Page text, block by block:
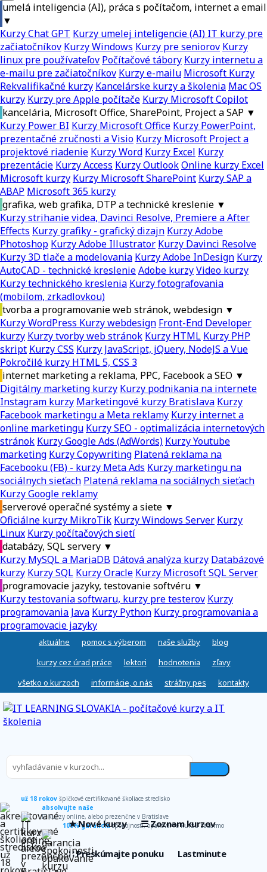
umelá inteligencia (AI), práca s počítačom, internet a email
▼
Kurzy Chat GPT Kurzy umelej inteligencie (AI) IT kurzy pre
začiatočníkov Kurzy Windows Kurzy pre seniorov Kurzy
linux pre používateľov Počítačové tábory Kurzy internetu a
e-mailu pre začiatočníkov Kurzy e-mailu Microsoft Kurzy
Rekvalifikačné kurzy Kancelárske kurzy a školenia Mac OS
kurzy Kurzy pre Apple počítače Kurzy Microsoft Copilot
kancelária, Microsoft Office, SharePoint, Project a SAP ▼
Kurzy Power BI Kurzy Microsoft Office Kurzy PowerPoint,
prezentačné zručnosti a Visio Kurzy Microsoft Project a
projektové riadenie Kurzy Word Kurzy Excel Kurzy
prezentácie Kurzy Access Kurzy OutlookOnline kurzy Excel
Microsoft kurzy Kurzy Microsoft SharePoint Kurzy SAP a
ABAP Microsoft 365 kurzy
grafika, web grafika, DTP a technické kreslenie ▼
Kurzy strihanie videa, Davinci Resolve, Premiere a After
Effects Kurzy grafiky - grafický dizajn Kurzy Adobe
Photoshop Kurzy Adobe Illustrator Kurzy Davinci Resolve
Kurzy 3D tlače a modelovania Kurzy Adobe InDesign Kurzy
AutoCAD - technické kreslenieAdobe kurzyVideo kurzy
Kurzy technického kreslenia Kurzy fotografovania
(mobilom, zrkadlovkou)
tvorba a programovanie web stránok, webdesign ▼
Kurzy WordPress Kurzy webdesign Front-End Developer
kurzy Kurzy tvorby web stránok Kurzy HTML Kurzy PHP
skript Kurzy CSS Kurzy JavaScript, jQuery, NodeJS a Vue
Pokročilé kurzy HTML 5, CSS 3
internet marketing a reklama, PPC, Facebook a SEO ▼
Digitálny marketing kurzy Kurzy podnikania na internete
Instagram kurzy Marketingové kurzy Bratislava Kurzy
Facebook marketingu a Meta reklamy Kurzy internet a
online marketingu Kurzy SEO - optimalizácia internetových
stránok Kurzy Google Ads (AdWords) Kurzy Youtube
marketing Kurzy Copywriting Platená reklama na
Facebooku (FB) - kurzy Meta Ads Kurzy marketingu na
sociálnych sieťach Platená reklama na sociálnych sieťach
Kurzy Google reklamy
serverové operačné systémy a siete ▼
Oficiálne kurzy MikroTik Kurzy Windows Server Kurzy
Linux Kurzy počítačových sietí
databázy, SQL servery ▼
Kurzy MySQL a MariaDB Dátová analýza kurzy Databázové
kurzy Kurzy SQL Kurzy Oracle Kurzy Microsoft SQL Server
programovacie jazyky, testovanie softvéru ▼
Kurzy testovania softwaru, kurzy pre testerov Kurzy
programovania Java Kurzy Python Kurzy programovania a
programovacie jazyky
aktuálne pomoc s výberom naše služby
blog
kurzy cez úrad práce
lektori hodnotenia
zľavy
všetko o kurzoch
informácie, o nás strážny pes kontakty
už 18 rokov špičkové certifikované školiace stredisko
absolvujte naše
IT kurzy online, alebo prezenčne v Bratislave
100% garanciaspokojnosti, opakovanie kurzu zadarmo
★ Nové kurzy ☰ Zoznam kurzov
∷ Preskúmajte ponuku Lastminute